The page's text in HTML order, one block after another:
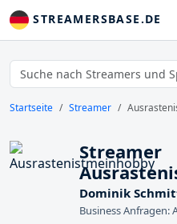
STREAMERSBASE.DE
Startseite Streamer
Streamer
Dominik
Business